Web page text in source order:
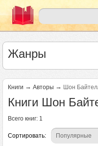
Жанры
Книги → Авторы → Шон
Книги Шон
Всего книг: 1
Сортировать: